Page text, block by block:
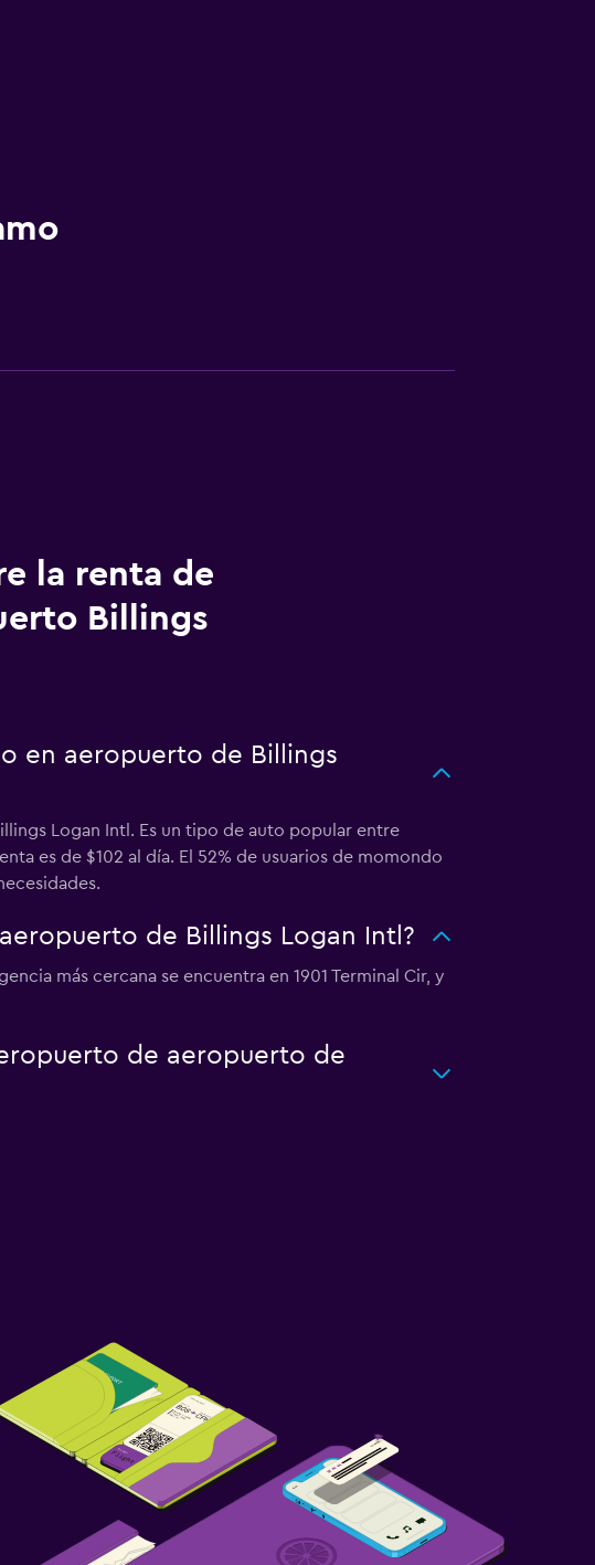
la renta de
Billings
en aeropuerto de Billings
Logan Intl. Es un tipo de auto popular entre
es de $102 al día. El 52% de usuarios de momondo
de Billings Logan Intl?
más cercana se encuentra en 1901 Terminal Cir, y
de aeropuerto de